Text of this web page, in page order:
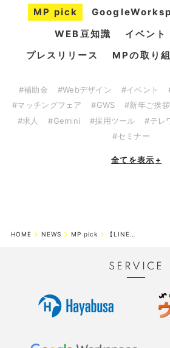
MP pick
WEB豆知識
イベント
プレスリリース
MPの取り
#補助金 #Webデザイン #イベント
#マッチングフェア
#GWS #新年ご挨拶
#求人
#Gemini #採用ツール #テレ
#セミナー
全てを表示 +
HOME NEWS MP pick 【LINE公式アカウント活用方法】予約システム導入編
SERVICE